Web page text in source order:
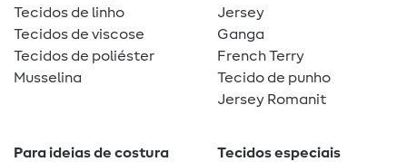
Tecidos de linho
Tecidos de viscose
Tecidos de poliéster
Musselina
Jersey
Ganga
French Terry
Tecido de punho
Jersey Romanit
Para ideias de costura
Tecidos especiais